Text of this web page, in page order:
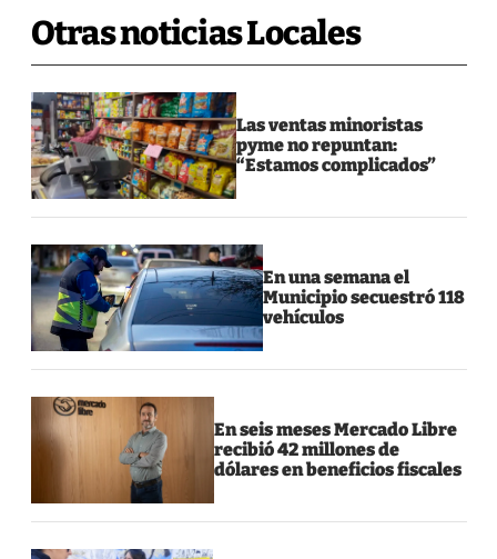
Otras noticias Locales
Las ventas minoristas
pyme no repuntan:
“Estamos complicados”
En una semana el
Municipio secuestró 118
vehículos
En seis meses Mercado Libre
recibió 42 millones de
dólares en beneficios fiscales